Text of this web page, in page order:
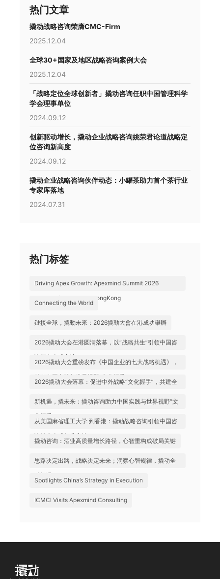
热门文章
撬动战略咨询荣膺CMC-Firm
2025.12.04
全球30+国家及地区战略咨询案例大会
2025.12.04
「战略定位全球创新者」撬动咨询任职中国管理科学
学会理事单位
2024.09.12
创新驱动增长，撬动企业战略咨询姚荣君论道战略定
位咨询新高度
2024.09.12
撬动企业战略咨询伙伴动态：小罐茶助力首个茶行业
专家库落地
2024.07.31
热门标签
Driving Apex Growth: Apexmind Summit 2026
Successfully Held in HongKong
Connecting the World
鏈接全球，撬動未來：2026撬動大會在港成功舉辦
2026撬动大会在港圆满落幕，以“战略共生”引领中国咨
询迈向全球高地
2026撬动大会重磅发布《中国企业的七大战略机遇》，
助力中国实践与世界视野“文化握手”
2026撬动大会落幕：促进中外战略“文化握手”，共建全
球咨询生态
新机遇，撬未来：撬动咨询助力中国实践与世界视野“文
化握手”
从美国麻省理工大学 到香港：撬动战略咨询引领中国咨
询站上全球行业高地
撬动咨询：酒业高质量增长路径，心智重构成破局关键
思路决定出路，战略决定未来；洞察心智规律，撬动全
球机遇
Spotlights China’s Strategy in Execution
ICMCI Visits Apexmind Consulting